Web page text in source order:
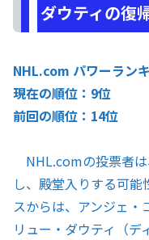
ダウティの復
NHL.com パワーラン
現在の順位：9位
前回の順位：14位
NHL.comの投票者
し、殿堂入りする可
スからは、アンジェ・
リュー・ダウティ（